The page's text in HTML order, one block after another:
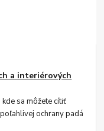
a interiérových
sa môžete cítiť
ochrany padá